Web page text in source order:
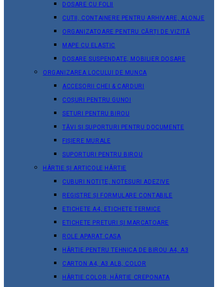
DOSARE CU FOLII
CUTII, CONTAINERE PENTRU ARHIVARE, ALONJE
ORGANIZATOARE PENTRU CĂRȚI DE VIZITĂ
MAPE CU ELASTIC
DOSARE SUSPENDATE, MOBILIER DOSARE
ORGANIZAREA LOCULUI DE MUNCA
ACCESORII CHEI & СARDURI
COȘURI PENTRU GUNOI
SETURI PENTRU BIROU
TĂVI ȘI SUPORTURI PENTRU DOCUMENTE
FIȘIERE MURALE
SUPORTURI PENTRU BIROU
HÂRTIE ȘI ARTICOLE HÂRTIE
CUBURI NOTIȚE, NOTESURI ADEZIVE
REGISTRE ȘI FORMULARE CONTABILE
ETICHETE A4, ETICHETE TERMICE
ETICHETE PRETURI ȘI MARCATOARE
ROLE APARAT CASA
HÂRTIE PENTRU TEHNICA DE BIROU A4, A3
CARTON A4, A3 ALB, COLOR
HÂRTIE COLOR, HÂRTIE CREPONATA